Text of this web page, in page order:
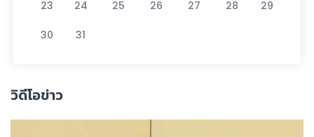
23 24 25 26 27 28 29
30 31
วิดีโอข่าว